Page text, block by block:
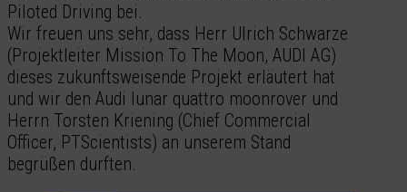
Piloted Driving bei.
Wir freuen uns sehr, dass Herr Ulrich Schwarze
(Projektleiter Mission To The Moon, AUDI AG)
dieses zukunftsweisende Projekt erläutert hat
und wir den Audi lunar quattro moonrover und
Herrn Torsten Kriening (Chief Commercial
Officer, PTScientists) an unserem Stand
begrüßen durften.